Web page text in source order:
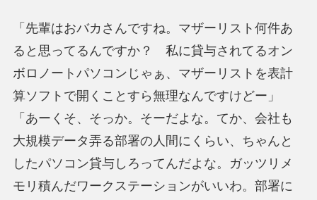
「先輩はおバカさんですね。マザーリスト何件あ
ると思ってるんですか？ 私に貸与されてるオン
ボロノートパソコンじゃぁ、マザーリストを表計
算ソフトで開くことすら無理なんですけどー」
「あーくそ、そっか。そーだよな。てか、会社も
大規模データ弄る部署の人間にくらい、ちゃんと
したパソコン貸与しろってんだよな。ガッツリメ
モリ積んだワークステーションがいいわ。部署に